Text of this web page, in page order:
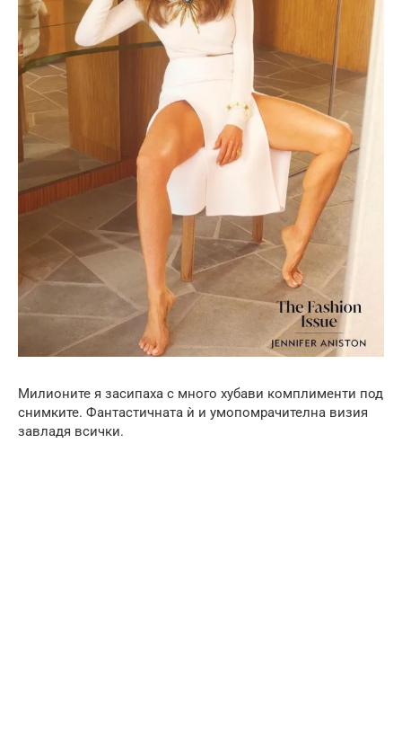
Милионите я засипаха с много хубави комплименти под
снимките. Фантастичната ѝ и умопомрачителна визия
завладя всички.